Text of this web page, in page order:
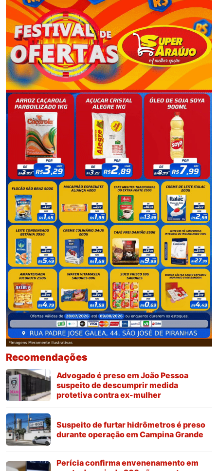
Recomendações
Advogado é preso em João Pessoa
suspeito de descumprir medida
protetiva contra ex-mulher
Suspeito de furtar hidrômetros é preso
durante operação em Campina Grande
Perícia confirma envenenamento em